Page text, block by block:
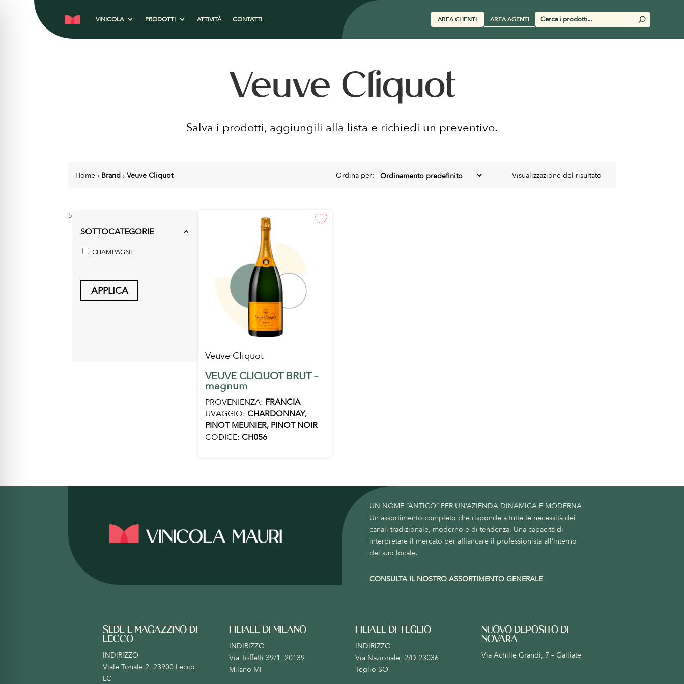
VINICOLA PRODOTTI ATTIVITÀ CONTATTI AREA CLIENTI AREA AGENTI
Cerca
prodotti
U
Veuve Cliquot
Salva i prodotti, aggiungili alla lista e richiedi un preventivo.
Home › Brand › Veuve Cliquot Ordina per: Visualizzazione del risultato
5
SOTTOCATEGORIE 2
CHAMPAGNE
APPLICA
Veuve Cliquot
VEUVE CLIQUOT BRUT –
magnum
PROVENIENZA: FRANCIA
UVAGGIO: CHARDONNAY,
PINOT MEUNIER, PINOT NOIR
CODICE: CH056
UN NOME “ANTICO” PER UN’AZIENDA DINAMICA E MODERNA
Un assortimento completo che risponde a tutte le necessità dei
canali tradizionale, moderno e di tendenza. Una capacità di
interpretare il mercato per affiancare il professionista all’interno
del suo locale.
CONSULTA IL NOSTRO ASSORTIMENTO GENERALE
SEDE E MAGAZZINO DI
LECCO
INDIRIZZO
Viale Tonale 2, 23900 Lecco
LC
FILIALE DI MILANO
INDIRIZZO
Via Toffetti 39/1, 20139
Milano MI
FILIALE DI TEGLIO
INDIRIZZO
Via Nazionale, 2/D 23036
Teglio SO
NUOVO DEPOSITO DI
NOVARA
Via Achille Grandi, 7 – Galliate